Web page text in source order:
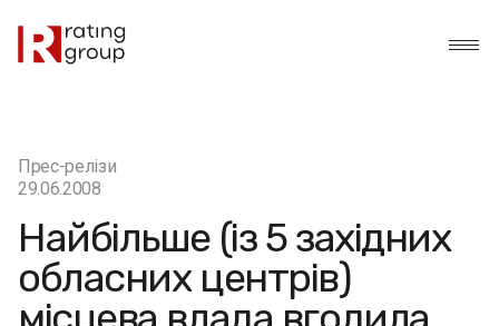
Прес-релізи
29.06.2008
Найбільше (із 5 західних
обласних центрів)